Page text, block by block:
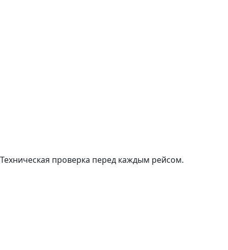
Техническая проверка перед каждым рейсом.